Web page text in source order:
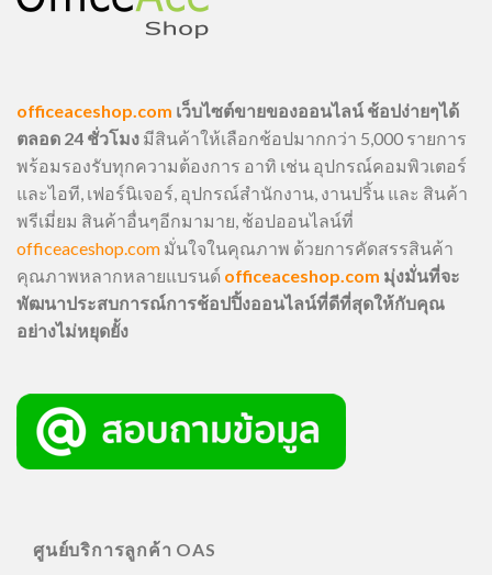
officeaceshop.com เว็บไซต์ขายของออนไลน์ ช้อปง่ายๆได้
ตลอด 24 ชั่วโมง มีสินค้าให้เลือกช้อปมากกว่า 5,000 รายการ
พร้อมรองรับทุกความต้องการ อาทิ เช่น อุปกรณ์คอมพิวเตอร์
และไอที, เฟอร์นิเจอร์, อุปกรณ์สำนักงาน, งานปริ้น และ สินค้า
พรีเมี่ยม สินค้าอื่นๆอีกมามาย, ช้อปออนไลน์ที่
officeaceshop.com มั่นใจในคุณภาพ ด้วยการคัดสรรสินค้า
คุณภาพหลากหลายแบรนด์ officeaceshop.com มุ่งมั่นที่จะ
พัฒนาประสบการณ์การช้อปปิ้งออนไลน์ที่ดีที่สุดให้กับคุณ
อย่างไม่หยุดยั้ง
ศูนย์บริการลูกค้า OAS